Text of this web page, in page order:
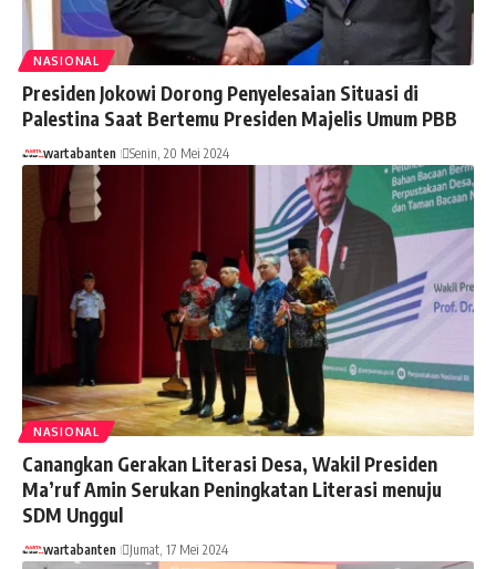
NASIONAL
Presiden Jokowi Dorong Penyelesaian Situasi di
Palestina Saat Bertemu Presiden Majelis Umum PBB
wartabanten Senin, 20 Mei 2024
NASIONAL
Canangkan Gerakan Literasi Desa, Wakil Presiden
Ma’ruf Amin Serukan Peningkatan Literasi menuju
SDM Unggul
wartabanten Jumat, 17 Mei 2024